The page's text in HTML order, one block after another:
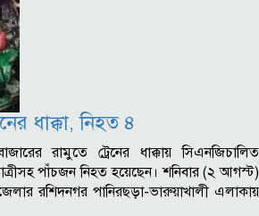
ধাক্কা, নিহত ৪
রামুতে ট্রেনের ধাক্কায় সিএনজিচালিত
পাঁচজন নিহত হয়েছেন। শনিবার (২ আগস্ট)
রশিদনগর পানিরছড়া-ভারুয়াখালী এলাকায়